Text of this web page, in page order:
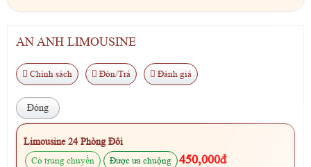
AN ANH LIMOUSINE
Chính sách Đón/Trả Đánh giá
Đóng
Limousine 24 Phòng Đôi
Có trung chuyển
Được ưa chuộng 450,000đ